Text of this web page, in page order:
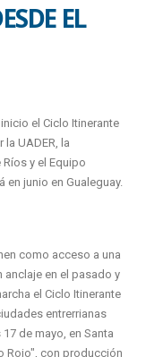
EL
el Ciclo Itinerante
UADER, la
y el Equipo
en junio en Gualeguay.
como acceso a una
en el pasado y
el Ciclo Itinerante
entrerrianas
de mayo, en Santa
Rojo", con producción